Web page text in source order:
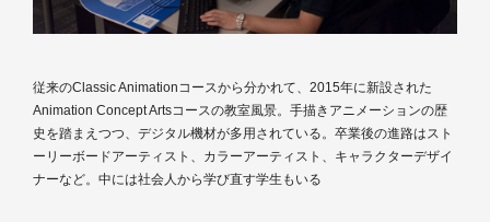
従来のClassic Animationコースから分かれて、2015年に新設された
Animation Concept Artsコースの教室風景。手描きアニメーションの歴
史を踏まえつつ、デジタル機材が多用されている。卒業後の進路はスト
ーリーボードアーティスト、カラーアーティスト、キャラクターデザイ
ナーなど。中には社会人から学び直す学生もいる